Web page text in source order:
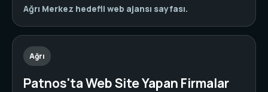
Ağrı Merkez hedefli web ajansı sayfası.
Ağrı
Patnos'ta Web Site Yapan Firmalar